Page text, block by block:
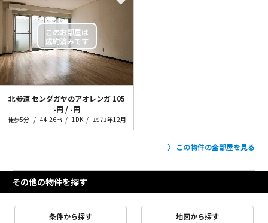
北参道 センダガヤのアオレンガ 105
-円 / -円
徒歩5分 44.26㎡ 1DK 1971年12月
この物件の全部屋を見る
その他の物件を探す
条件から探す 地図から探す